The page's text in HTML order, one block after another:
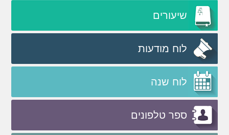
שיעורים
לוח מודעות
לוח שנה
ספר טלפונים